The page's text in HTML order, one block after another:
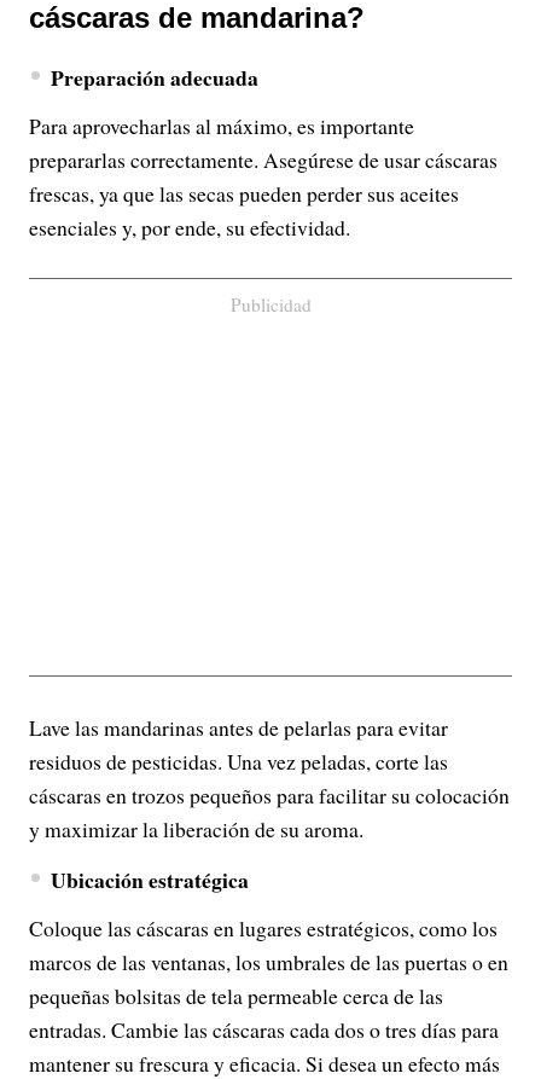
cáscaras de mandarina?
Preparación adecuada
Para aprovecharlas al máximo, es importante
prepararlas correctamente. Asegúrese de usar cáscaras
frescas, ya que las secas pueden perder sus aceites
esenciales y, por ende, su efectividad.
Publicidad
Lave las mandarinas antes de pelarlas para evitar
residuos de pesticidas. Una vez peladas, corte las
cáscaras en trozos pequeños para facilitar su colocación
y maximizar la liberación de su aroma.
Ubicación estratégica
Coloque las cáscaras en lugares estratégicos, como los
marcos de las ventanas, los umbrales de las puertas o en
pequeñas bolsitas de tela permeable cerca de las
entradas. Cambie las cáscaras cada dos o tres días para
mantener su frescura y eficacia. Si desea un efecto más